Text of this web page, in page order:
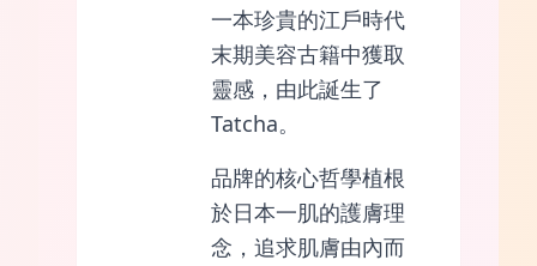
一本珍貴的江戶時代
末期美容古籍中獲取
靈感，由此誕生了
Tatcha。
品牌的核心哲學植根
於日本一肌的護膚理
念，追求肌膚由內而